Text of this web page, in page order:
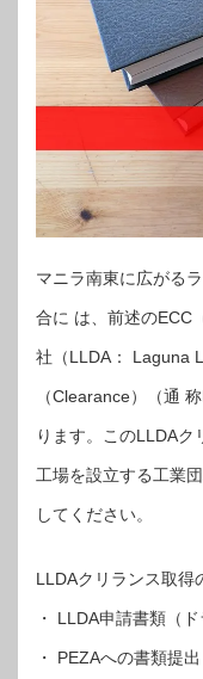
マニラ南東に広がる
合に は、前述のECC
社（LLDA： Laguna
（Clearance）（通
ります。このLLDAク
工場を設立する工業
してください。
LLDAクリランス取得
・ LLDA申請書類（
・ PEZAへの書類提出